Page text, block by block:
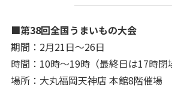
■第38回全国うまいもの大会
期間：2月21日～26日
時間：10時〜19時（最終日は17時閉
場所：大丸福岡天神店 本館8階催場